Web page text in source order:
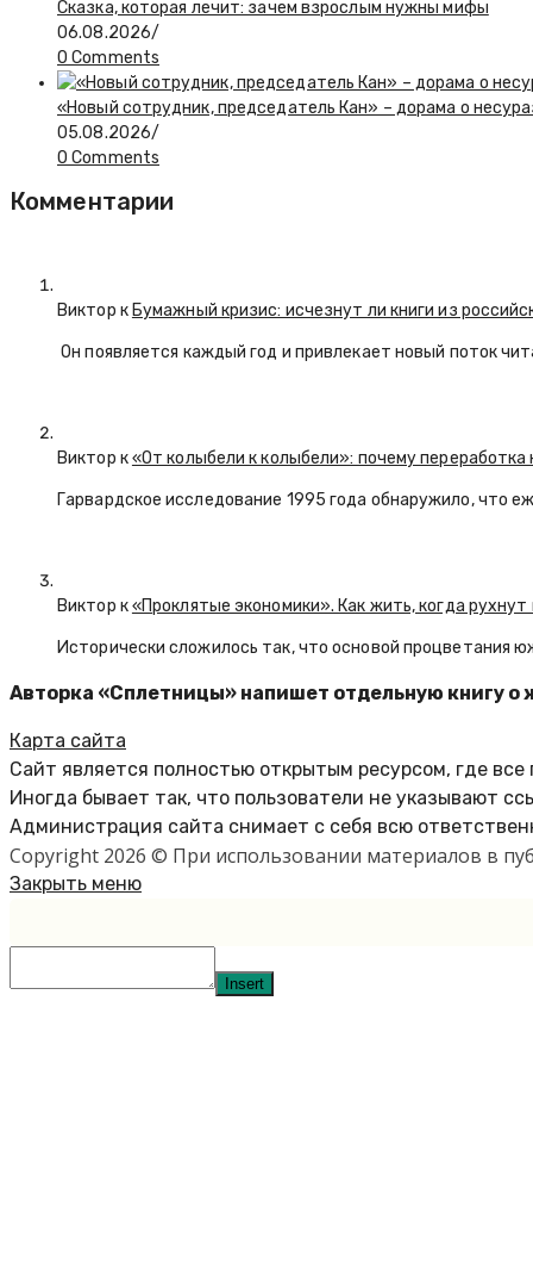
Сказка, которая лечит: зачем взрослым нужны мифы
06.08.2026/
0 Comments
«Новый сотрудник, председатель Кан» – дорама о
05.08.2026/
0 Comments
Комментарии
Виктор к Бумажный кризис: исчезнут ли книги из
Он появляется каждый год и привлекает новый поток
Виктор к«От колыбели к колыбели»: почему переработка
Гарвардское исследование 1995 года обнаружило, что
Виктор к«Проклятые экономики». Как жить, когда
Исторически сложилось так, что основой
Авторка «Сплетницы» напишет отдельную книгу о
Карта сайта
Сайт является полностью открытым ресурсом, где
Иногда бывает так, что пользователи не указывают
Администрация сайта снимает с себя всю
Copyright 2026 © При использовании материалов в
Закрыть меню
Insert